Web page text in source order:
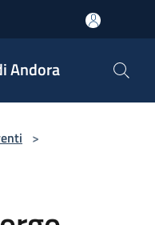
Andora
>